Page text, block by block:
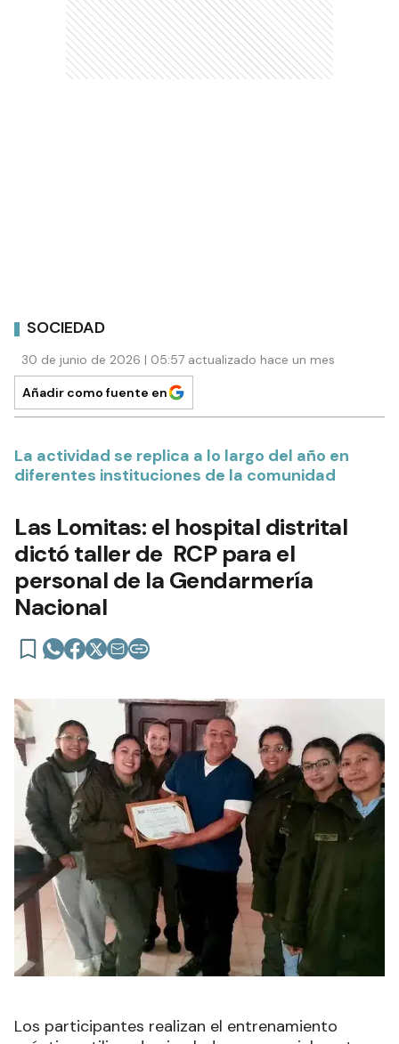
SOCIEDAD
30 de junio de 2026 | 05:57 actualizado hace un mes
Añadir como fuente en
La actividad se replica a lo largo del año en
diferentes instituciones de la comunidad
Las Lomitas: el hospital distrital
dictó taller de RCP para el
personal de la Gendarmería
Nacional
Los participantes realizan el entrenamiento